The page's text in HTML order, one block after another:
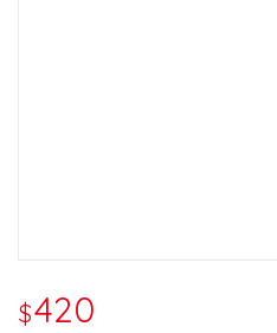
$420